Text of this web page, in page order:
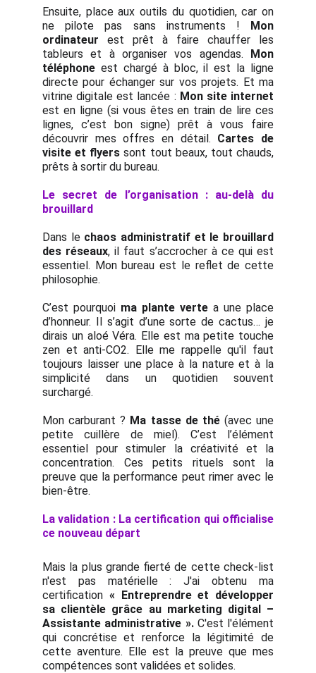
Ensuite, place aux outils du quotidien, car on
ne pilote pas sans instruments ! Mon
ordinateur est prêt à faire chauffer les
tableurs et à organiser vos agendas. Mon
téléphone est chargé à bloc, il est la ligne
directe pour échanger sur vos projets. Et ma
vitrine digitale est lancée : Mon site internet
est en ligne (si vous êtes en train de lire ces
lignes, c’est bon signe) prêt à vous faire
découvrir mes offres en détail. Cartes de
visite et flyers sont tout beaux, tout chauds,
prêts à sortir du bureau.
Le secret de l’organisation : au-delà du
brouillard
Dans le chaos administratif et le brouillard
des réseaux, il faut s’accrocher à ce qui est
essentiel. Mon bureau est le reflet de cette
philosophie.
C’est pourquoi ma plante verte a une place
d’honneur. Il s’agit d’une sorte de cactus… je
dirais un aloé Véra. Elle est ma petite touche
zen et anti-CO2. Elle me rappelle qu'il faut
toujours laisser une place à la nature et à la
simplicité dans un quotidien souvent
surchargé.
Mon carburant ? Ma tasse de thé (avec une
petite cuillère de miel). C’est l’élément
essentiel pour stimuler la créativité et la
concentration. Ces petits rituels sont la
preuve que la performance peut rimer avec le
bien-être.
La validation : La certification qui officialise
ce nouveau départ
Mais la plus grande fierté de cette check-list
n'est pas matérielle : J'ai obtenu ma
certification « Entreprendre et développer
sa clientèle grâce au marketing digital –
Assistante administrative ».C'est l'élément
qui concrétise et renforce la légitimité de
cette aventure. Elle est la preuve que mes
compétences sont validées et solides.